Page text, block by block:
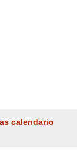
calendario